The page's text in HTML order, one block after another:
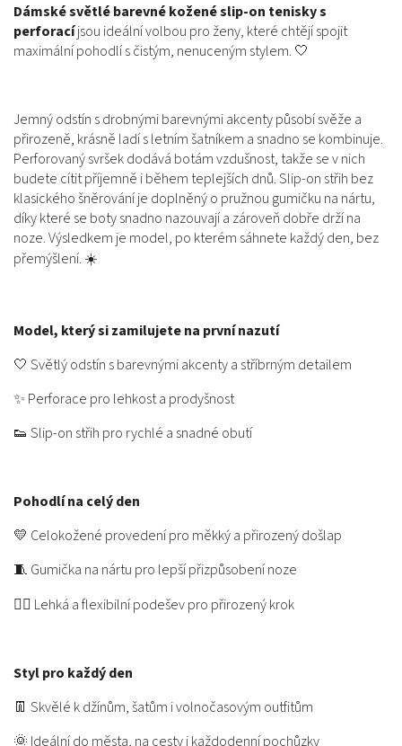
Dámské světlé barevné kožené slip-on tenisky s
perforacíjsou ideální volbou pro ženy, které chtějí spojit
maximální pohodlí s čistým, nenuceným stylem. 🤍
Jemný odstín s drobnými barevnými akcenty působí svěže a
přirozeně, krásně ladí s letním šatníkem a snadno se kombinuje.
Perforovaný svršek dodává botám vzdušnost, takže se v nich
budete cítit příjemně i během teplejších dnů. Slip-on střih bez
klasického šněrování je doplněný o pružnou gumičku na nártu,
díky které se boty snadno nazouvají a zároveň dobře drží na
noze. Výsledkem je model, po kterém sáhnete každý den, bez
přemýšlení. ☀️
Model, který si zamilujete na první nazutí
🤍 Světlý odstín s barevnými akcenty a stříbrným detailem
✨ Perforace pro lehkost a prodyšnost
👟 Slip-on střih pro rychlé a snadné obutí
Pohodlí na celý den
💛 Celokožené provedení pro měkký a přirozený došlap
🧵 Gumička na nártu pro lepší přizpůsobení noze
🚶‍♀️ Lehká a flexibilní podešev pro přirozený krok
Styl pro každý den
👖 Skvělé k džínům, šatům i volnočasovým outfitům
🌞 Ideální do města, na cesty i každodenní pochůzky